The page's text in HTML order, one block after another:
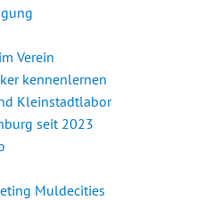
Verein
kennenlernen
Kleinstadtlabor
seit 2023
Muldecities